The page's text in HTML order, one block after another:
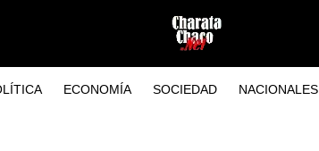
ECONOMÍA SOCIEDAD NACIONALES